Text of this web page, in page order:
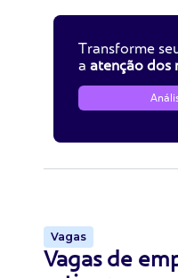
Transforme
a atenção dos
Vagas
Vagas de